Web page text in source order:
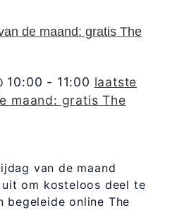
de maand: gratis The
10:00 - 11:00 laatste
maand: gratis The
van de maand
om kosteloos deel te
begeleide online The